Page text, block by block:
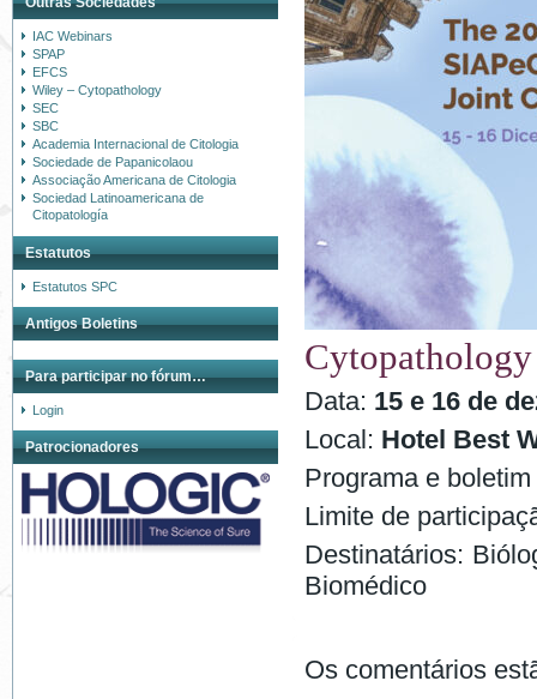
IAC Webinars
SPAP
EFCS
Wiley – Cytopathology
SEC
SBC
Academia Internacional de Citologia
Sociedade de Papanicolaou
Associação Americana de Citologia
Sociedad Latinoamericana de
Citopatología
Estatutos
Estatutos SPC
Antigos Boletins
Para participar no fórum…
Login
Patrocionadores
Data: 15 e 16 de
Local: Hotel Best
Programa e
Limite de
Destinatários:
Biomédico
Os comentários